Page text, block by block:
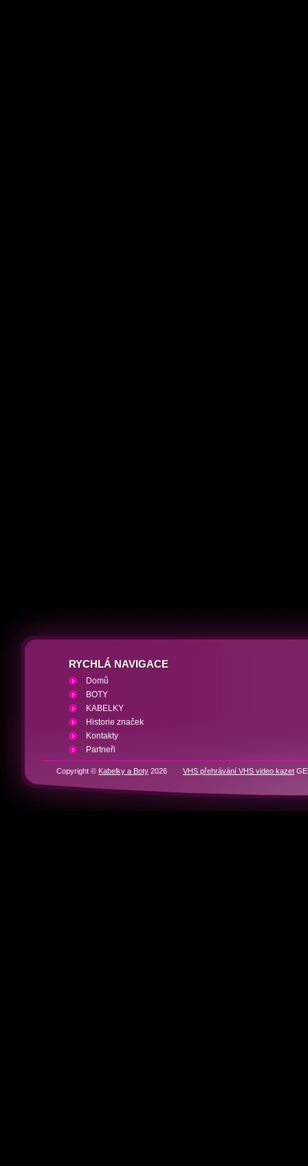
RYCHLÁ NAVIGACE
Domů
BOTY
KABELKY
Historie značek
Kontakty
Partneři
Copyright © Kabelky a Boty 2026 VHS přehrávání VHS video kazet